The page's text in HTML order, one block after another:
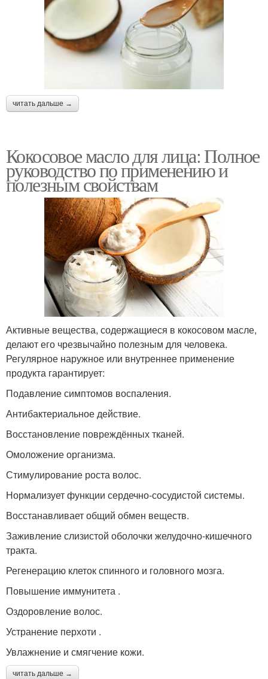
читать дальше →
Кокосовое масло для лица: Полное
руководство по применению и
полезным свойствам
Активные вещества, содержащиеся в кокосовом масле,
делают его чрезвычайно полезным для человека.
Регулярное наружное или внутреннее применение
продукта гарантирует:
Подавление симптомов воспаления.
Антибактериальное действие.
Восстановление повреждённых тканей.
Омоложение организма.
Стимулирование роста волос.
Нормализует функции сердечно-сосудистой системы.
Восстанавливает общий обмен веществ.
Заживление слизистой оболочки желудочно-кишечного
тракта.
Регенерацию клеток спинного и головного мозга.
Повышение иммунитета .
Оздоровление волос.
Устранение перхоти .
Увлажнение и смягчение кожи.
читать дальше →